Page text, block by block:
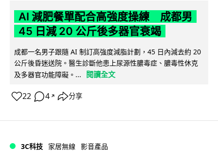
AI 減肥餐單配合高強度操練 成都男
45 日減 20 公斤後多器官衰竭
成都一名男子跟隨 AI 制訂高強度減脂計劃，45 日內減去約 20
公斤後昏迷送院。醫生診斷他患上尿源性膿毒症、膿毒性休克
及多器官功能障礙。...
閱讀全文
22 4 ↗ 分享
3C科技 家居無線 影音產品